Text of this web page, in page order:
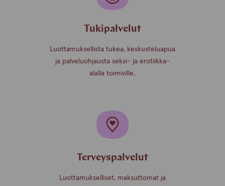
Tukipalvelut
Luottamuksellista tukea, keskusteluapua
ja palveluohjausta seksi- ja erotiikka-
alalla toimiville.
Terveyspalvelut
Luottamukselliset, maksuttomat ja